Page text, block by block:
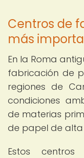
Centros de
más
En la Roma
fabricación de
regiones de
condiciones
de materias
de papel de
Estos